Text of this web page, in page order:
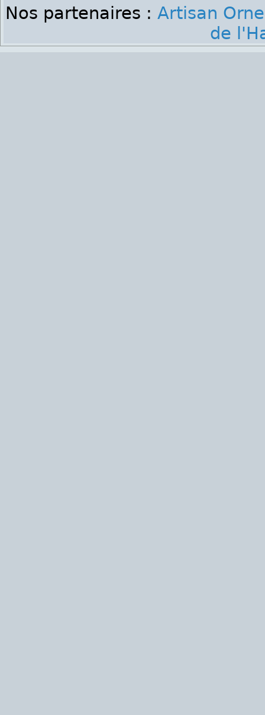
Nos partenaires : Artisan Orne
de